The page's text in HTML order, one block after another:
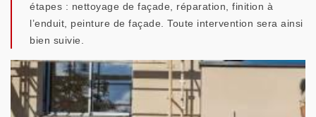
étapes : nettoyage de façade, réparation, finition à
l’enduit, peinture de façade. Toute intervention sera ainsi
bien suivie.